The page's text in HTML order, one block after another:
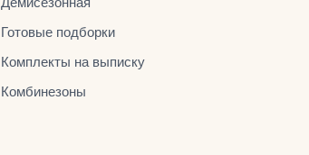
Готовые подборки
Комплекты на выписку
Комбинезоны